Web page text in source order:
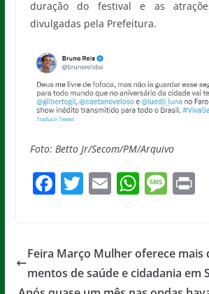
duração do festival e as
divulgadas pela Prefeitura.
Foto: Betto Jr/Secom/PM/Arquivo
F
e
b
T
er
E
l
W
s
A
M
a
g
Pr
Feira Março Mulher oferece mais
mentos de saúde e cidadania em